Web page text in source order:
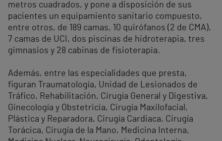
metros cuadrados, y pone a disposición de sus
pacientes un equipamiento sanitario compuesto,
entre otros, de 189 camas, 10 quirófanos (2 de CMA),
7 camas de UCI, dos piscinas de hidroterapia, tres
gimnasios y 28 cabinas de fisioterapia.
Además, entre las especialidades que presta,
figuran Traumatología, Unidad de Lesionados de
Tráfico, Rehabilitación, Cirugía General y Digestiva,
Ginecología y Obstetricia, Cirugía Maxilofacial,
Plástica y Reparadora, Cirugía Cardiaca, Cirugía
Torácica, Cirugía de la Mano, Medicina Interna,